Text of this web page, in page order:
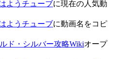
ようチューブに現在の人気動
ようチューブに動画名をコピ
ド・シルバー攻略Wikiオープ